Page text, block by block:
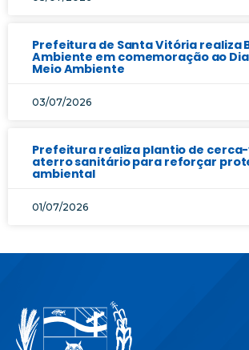
Prefeitura de Santa Vitória realiza
Ambiente em comemoração ao
Meio Ambiente
03/07/2026
Prefeitura realiza plantio de
aterro sanitário para reforçar
ambiental
01/07/2026